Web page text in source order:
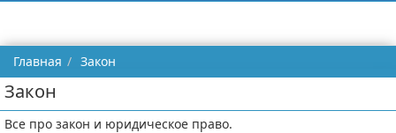
Главная Закон
Закон
Все про закон и юридическое право.